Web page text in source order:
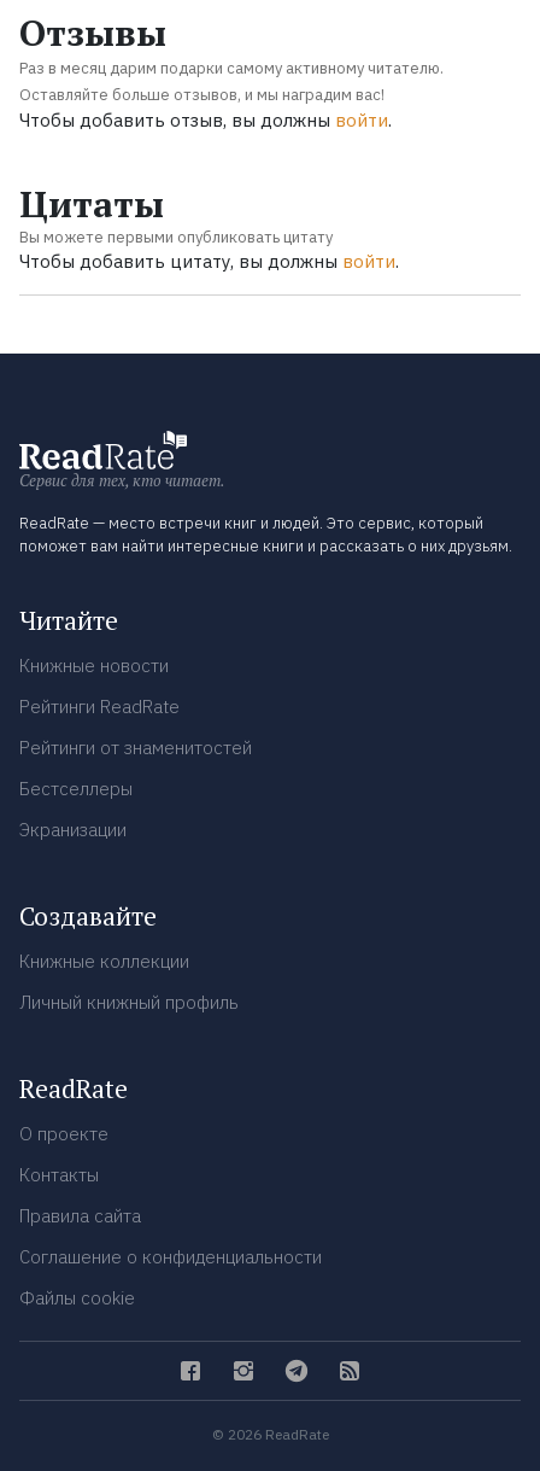
Отзывы
Раз в месяц дарим подарки самому активному читателю.
Оставляйте больше отзывов, и мы наградим вас!
Чтобы добавить отзыв, вы должны войти.
Цитаты
Вы можете первыми опубликовать цитату
Чтобы добавить цитату, вы должны войти.
Сервис для тех, кто читает.
ReadRate — место встречи книг и людей. Это сервис, который
поможет вам найти интересные книги и рассказать о них друзьям.
Читайте
Книжные новости
Рейтинги ReadRate
Рейтинги от знаменитостей
Бестселлеры
Экранизации
Создавайте
Книжные коллекции
Личный книжный профиль
ReadRate
О проекте
Контакты
Правила сайта
Соглашение о конфиденциальности
Файлы cookie
© 2026 ReadRate